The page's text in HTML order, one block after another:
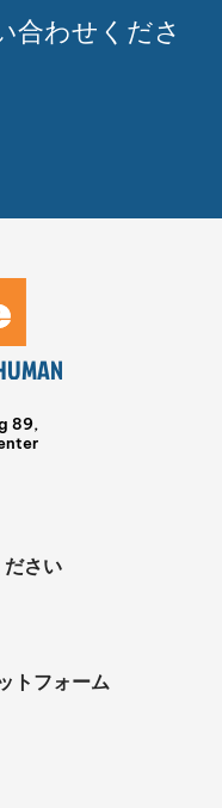
合わせくださ
89,
さい
トフォーム